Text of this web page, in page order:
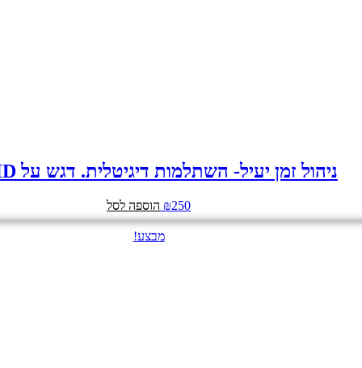
ניהול זמן יעיל- השתלמות דיגיטלית. דגש על ADHD
₪250 הוספה לסל
מבצע!